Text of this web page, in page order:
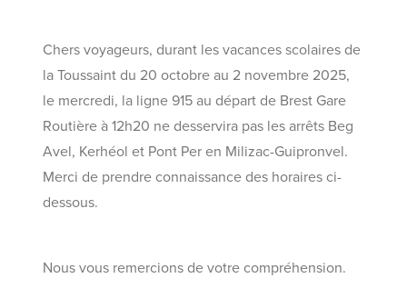
Chers voyageurs, durant les vacances scolaires de
la Toussaint du 20 octobre au 2 novembre 2025,
le mercredi, la ligne 915 au départ de Brest Gare
Routière à 12h20 ne desservira pas les arrêts Beg
Avel, Kerhéol et Pont Per en Milizac-Guipronvel.
Merci de prendre connaissance des horaires ci-
dessous.
Nous vous remercions de votre compréhension.